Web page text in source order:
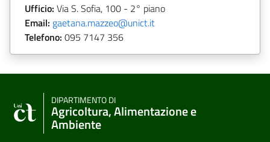
Ufficio: Via S. Sofia, 100 - 2° piano
Email: gaetana.mazzeo@unict.it
Telefono: 095 7147 356
DIPARTIMENTO DI
Agricoltura, Alimentazione e
Ambiente